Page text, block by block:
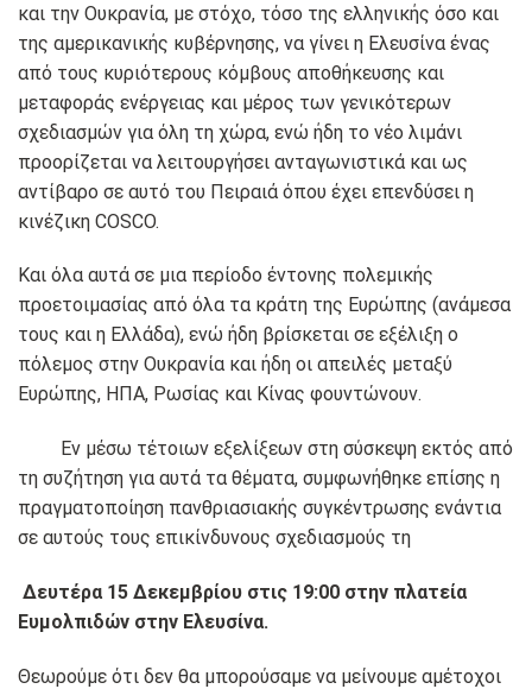
και την Ουκρανία, με στόχο, τόσο της ελληνικής όσο και
της αμερικανικής κυβέρνησης, να γίνει η Ελευσίνα ένας
από τους κυριότερους κόμβους αποθήκευσης και
μεταφοράς ενέργειας και μέρος των γενικότερων
σχεδιασμών για όλη τη χώρα, ενώ ήδη το νέο λιμάνι
προορίζεται να λειτουργήσει ανταγωνιστικά και ως
αντίβαρο σε αυτό του Πειραιά όπου έχει επενδύσει η
κινέζικη COSCO.
Και όλα αυτά σε μια περίοδο έντονης πολεμικής
προετοιμασίας από όλα τα κράτη της Ευρώπης (ανάμεσα
τους και η Ελλάδα), ενώ ήδη βρίσκεται σε εξέλιξη ο
πόλεμος στην Ουκρανία και ήδη οι απειλές μεταξύ
Ευρώπης, ΗΠΑ, Ρωσίας και Κίνας φουντώνουν.
Εν μέσω τέτοιων εξελίξεων στη σύσκεψη εκτός από
τη συζήτηση για αυτά τα θέματα, συμφωνήθηκε επίσης η
πραγματοποίηση πανθριασιακής συγκέντρωσης ενάντια
σε αυτούς τους επικίνδυνους σχεδιασμούς τη
Δευτέρα 15 Δεκεμβρίου στις 19:00 στην πλατεία
Ευμολπιδών στην Ελευσίνα.
Θεωρούμε ότι δεν θα μπορούσαμε να μείνουμε αμέτοχοι